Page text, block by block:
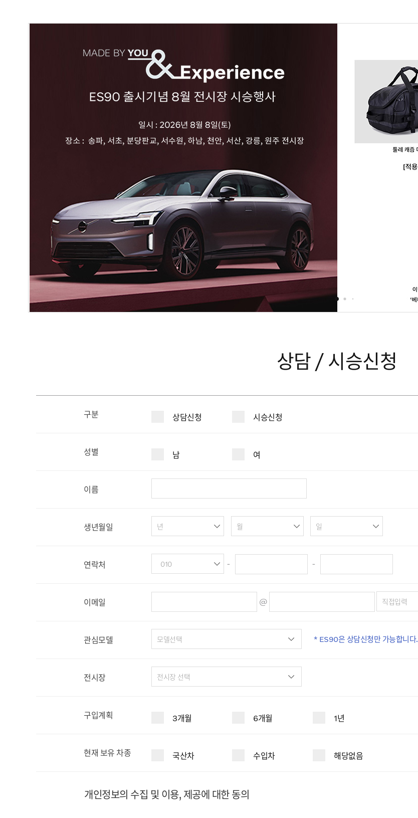
상담 / 시승신청
구분 상담신청 시승신청
성별 남 여
이름
생년월일
연락처 - -
이메일 @
관심모델 * ES90은 상담신청만 가능합니다.
전시장
구입계획 3개월 6개월 1년
현재 보유 차종 국산차 수입차 해당없음
개인정보의 수집 및 이용, 제공에 대한 동의